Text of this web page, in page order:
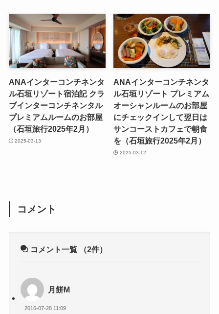
ANAインターコンチネンタ
ル石垣リゾート宿泊記 クラ
ブインターコンチネンタル
プレミアムルームのお部屋
（石垣旅行2025年2月）
2025-03-13
ANAインターコンチネンタ
ル石垣リゾート プレミアム
オーシャンルームのお部屋
にチェックインして翌日は
サンコーストカフェで朝食
を（石垣旅行2025年2月）
2025-03-12
コメント
コメント一覧 （2件）
月餅M
2016-07-28 11:09